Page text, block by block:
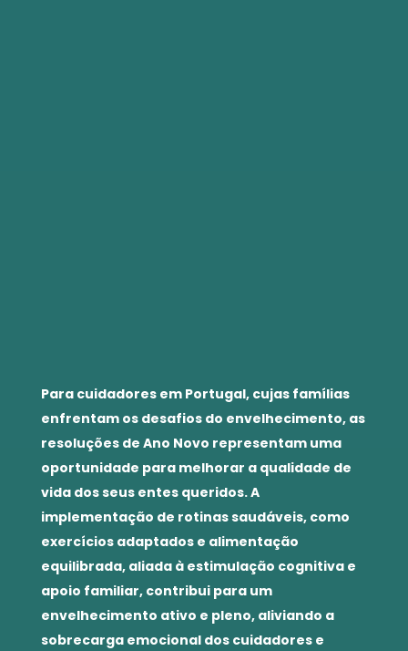
Para cuidadores em Portugal, cujas famílias
enfrentam os desafios do envelhecimento, as
resoluções de Ano Novo representam uma
oportunidade para melhorar a qualidade de
vida dos seus entes queridos. A
implementação de rotinas saudáveis, como
exercícios adaptados e alimentação
equilibrada, aliada à estimulação cognitiva e
apoio familiar, contribui para um
envelhecimento ativo e pleno, aliviando a
sobrecarga emocional dos cuidadores e